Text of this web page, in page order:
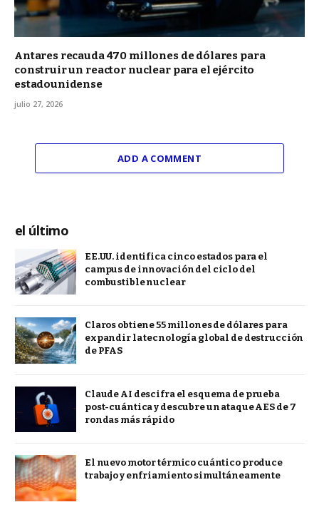
Antares recauda 470 millones de dólares para
construir un reactor nuclear para el ejército
estadounidense
julio 27, 2026
ADD A COMMENT
el último
EE.UU. identifica cinco estados para el
campus de innovación del ciclo del
combustible nuclear
Claros obtiene 55 millones de dólares para
expandir la tecnología global de destrucción
de PFAS
Claude AI descifra el esquema de prueba
post-cuántica y descubre un ataque AES de 7
rondas más rápido
El nuevo motor térmico cuántico produce
trabajo y enfriamiento simultáneamente